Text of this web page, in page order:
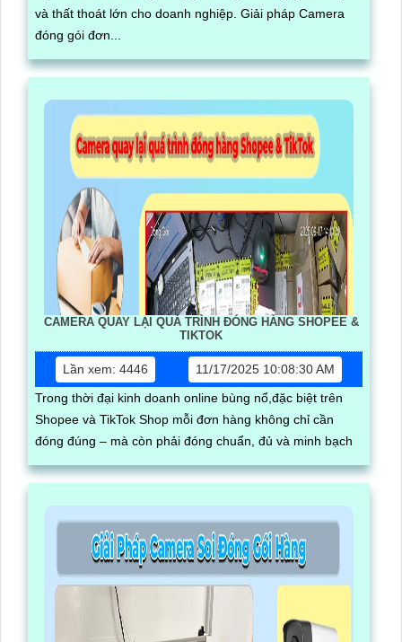
và thất thoát lớn cho doanh nghiệp. Giải pháp Camera
đóng gói đơn...
CAMERA QUAY LẠI QUÁ TRÌNH ĐÓNG HÀNG SHOPEE &
TIKTOK
Lần xem: 4446
11/17/2025 10:08:30 AM
Trong thời đại kinh doanh online bùng nổ,đặc biệt trên
Shopee và TikTok Shop mỗi đơn hàng không chỉ cần
đóng đúng – mà còn phải đóng chuẩn, đủ và minh bạch